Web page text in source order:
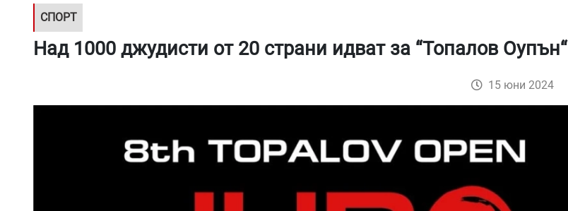
СПОРТ
Над 1000 джудисти от 20 страни идват за “Топалов Оупън“
15 юни 2024